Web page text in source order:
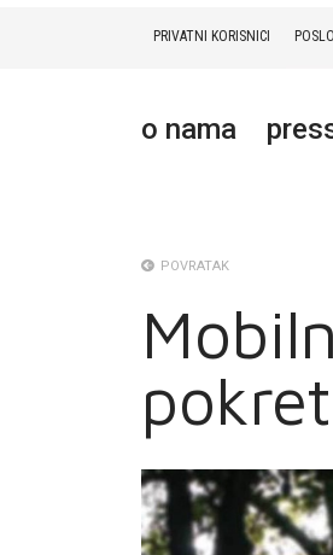
PRIVATNI KORISNICI
o nama
MOJ PROFIL
POVRATAK